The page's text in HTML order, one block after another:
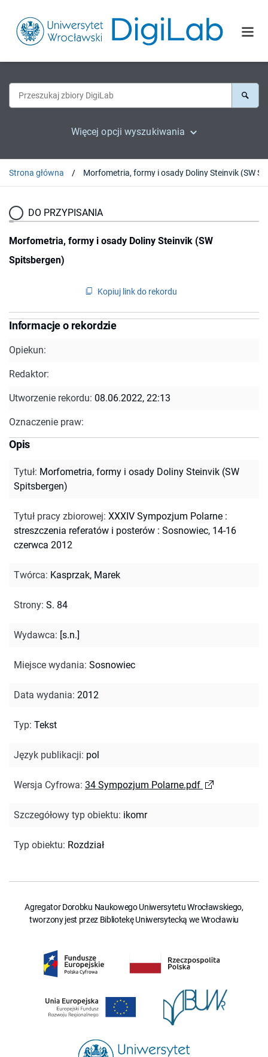
Więcej opcji wyszukiwania
Strona główna
DO PRZYPISANIA
Morfometria, formy i osady Doliny Steinvik (SW
Spitsbergen)
Kopiuj link do rekordu
Informacje o rekordzie
Opiekun:
Redaktor:
Utworzenie rekordu: 08.06.2022, 22:13
Oznaczenie praw:
Opis
Tytuł: Morfometria, formy i osady Doliny Steinvik (SW
Spitsbergen)
Tytuł pracy zbiorowej: XXXIV Sympozjum Polarne :
streszczenia referatów i posterów : Sosnowiec, 14-16
czerwca 2012
Twórca: Kasprzak, Marek
Strony: S. 84
Wydawca: [s.n.]
Miejsce wydania: Sosnowiec
Data wydania: 2012
Typ: Tekst
Język publikacji: pol
Wersja Cyfrowa: 34 Sympozjum Polarne.pdf
Szczegółowy typ obiektu: ikomr
Typ obiektu: Rozdział
Agregator Dorobku Naukowego Uniwersytetu Wrocławskiego,
tworzony jest przez Bibliotekę Uniwersytecką we Wrocławiu